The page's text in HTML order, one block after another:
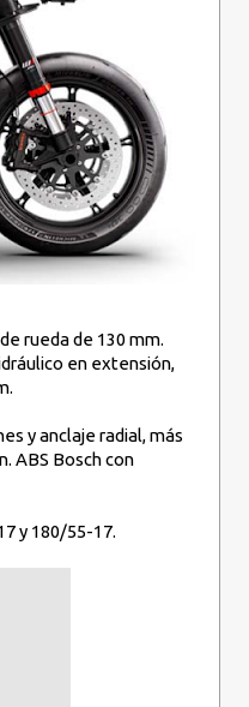
rueda de 130 mm.
en extensión,
y anclaje radial, más
ABS Bosch con
y 180/55-17.